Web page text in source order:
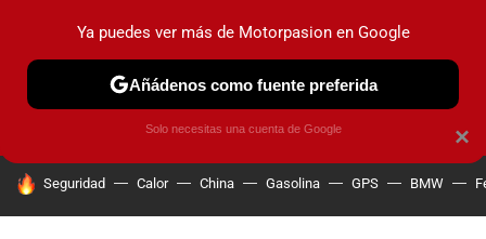
PRUEBAS COCHES ELÉCTRICOS OBSERVATORIO
HOY SE HABLA DE
Seguridad Calor China Gasolina GPS BMW
×
Ya puedes ver más de Motorpasion en Google
Añádenos como fuente preferida
Solo necesitas una cuenta de Google